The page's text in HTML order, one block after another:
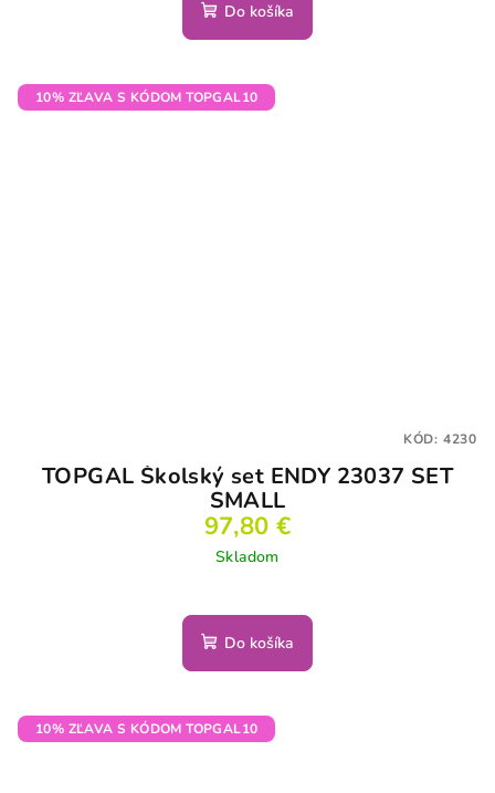
Do košíka
10% ZĽAVA S KÓDOM TOPGAL10
TOPGAL Školský set ENDY 23037 SET
SMALL
97,80 €
Skladom
Do košíka
KÓD: 4230
10% ZĽAVA S KÓDOM TOPGAL10